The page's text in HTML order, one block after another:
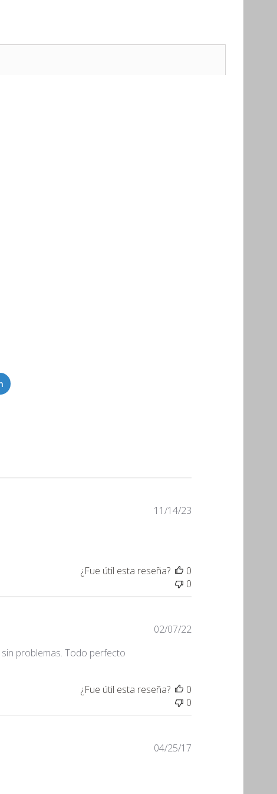
Fecha
11/14/23
¿Fue útil esta reseña?
0
0
problemas. Todo perfecto
Fecha
02/07/22
¿Fue útil esta reseña?
0
0
Fecha
04/25/17